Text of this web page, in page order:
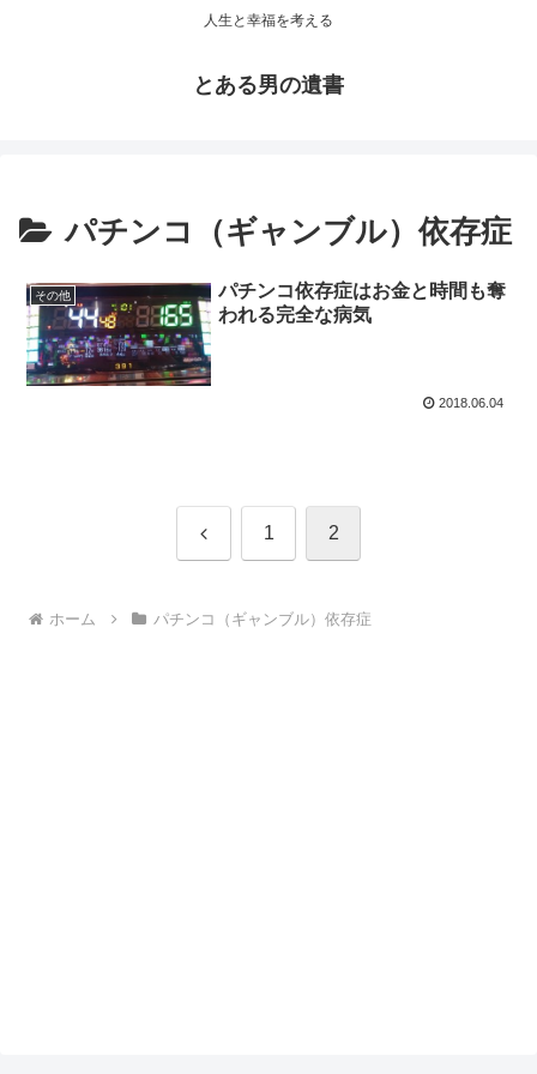
人生と幸福を考える
とある男の遺書
パチンコ（ギャンブル）依存症
その他
パチンコ依存症はお金と時間も奪
われる完全な病気
2018.06.04
前 1 2
ホーム パチンコ（ギャンブル）依存症